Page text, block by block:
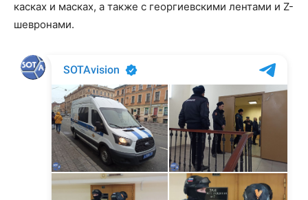
касках и масках, а также с георгиевскими лентами и Z-
шевронами.